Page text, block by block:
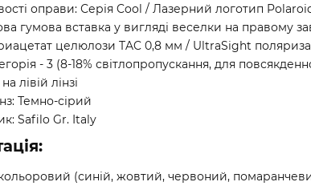
оправи: Серія Cool / Лазерний логотип
гумова вставка у вигляді веселки на правому
целюлози TAC 0,8 мм / UltraSight
- 3 (8-18% світлопропускання, для
лівій лінзі
Темно-сірий
Safilo Gr. Italy
(синій, жовтий, червоний,